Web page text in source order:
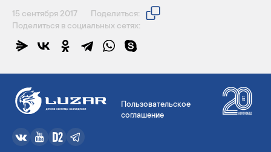
15 сентября 2017
Поделиться:
Поделиться в социальных сетях:
Пользовательское
соглашение